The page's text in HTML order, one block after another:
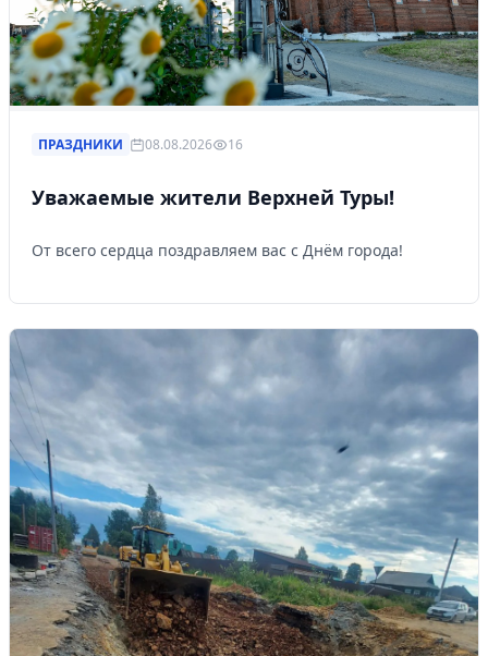
ПРАЗДНИКИ 08.08.2026 16
Уважаемые жители Верхней Туры!
От всего сердца поздравляем вас с Днём города!